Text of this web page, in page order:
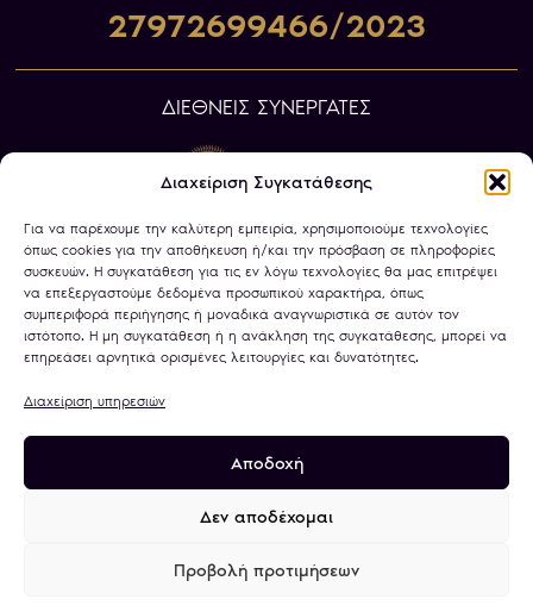
Διαχείριση Συγκατάθεσης
Για να παρέχουμε την καλύτερη εμπειρία, χρησιμοποιούμε τεχνολογίες
όπως cookies για την αποθήκευση ή/και την πρόσβαση σε πληροφορίες
συσκευών. Η συγκατάθεση για τις εν λόγω τεχνολογίες θα μας επιτρέψει
να επεξεργαστούμε δεδομένα προσωπικού χαρακτήρα, όπως
συμπεριφορά περιήγησης ή μοναδικά αναγνωριστικά σε αυτόν τον
ιστότοπο. Η μη συγκατάθεση ή η ανάκληση της συγκατάθεσης, μπορεί να
επηρεάσει αρνητικά ορισμένες λειτουργίες και δυνατότητες.
Διαχείριση υπηρεσιών
Αποδοχή
Δεν αποδέχομαι
Προβολή προτιμήσεων
27972699466/2023
ΔΙΕΘΝΕΙΣ ΣΥΝΕΡΓΑΤΕΣ
Πολιτική Απορρήτου
Όροι Χρήσης
Χρήση Cookies
Τραπεζικοί Λογαριασμοί